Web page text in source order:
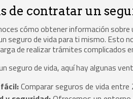
de contratar un
cómo obtener información sobre
seguro de vida para ti mismo. Esto
de realizar trámites complicados
seguro de vida, aquí hay algunas
Comparar seguros de vida